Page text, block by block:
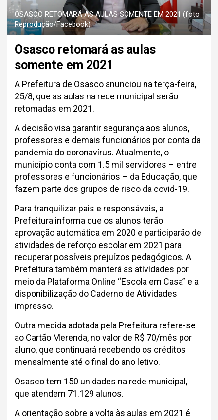
OSASCO RETOMARÁ AS AULAS SOMENTE EM 2021 (foto:
Reprodução/Facebook)
Osasco retomará as aulas
somente em 2021
A Prefeitura de Osasco anunciou na terça-feira,
25/8, que as aulas na rede municipal serão
retomadas em 2021.
A decisão visa garantir segurança aos alunos,
professores e demais funcionários por conta da
pandemia do coronavírus. Atualmente, o
município conta com 1.5 mil servidores – entre
professores e funcionários – da Educação, que
fazem parte dos grupos de risco da covid-19.
Para tranquilizar pais e responsáveis, a
Prefeitura informa que os alunos terão
aprovação automática em 2020 e participarão de
atividades de reforço escolar em 2021 para
recuperar possíveis prejuízos pedagógicos. A
Prefeitura também manterá as atividades por
meio da Plataforma Online “Escola em Casa” e a
disponibilização do Caderno de Atividades
impresso.
Outra medida adotada pela Prefeitura refere-se
ao Cartão Merenda, no valor de R$ 70/mês por
aluno, que continuará recebendo os créditos
mensalmente até o final do ano letivo.
Osasco tem 150 unidades na rede municipal,
que atendem 71.129 alunos.
A orientação sobre a volta às aulas em 2021 é